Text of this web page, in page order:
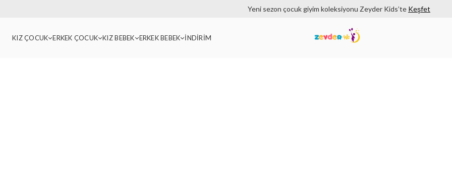
Yeni sezon çocuk giyim koleksiyonu Zeyder Kids’te Keşfet
KIZ ÇOCUK ERKEK ÇOCUK KIZ BEBEK ERKEK BEBEK İNDİRİM